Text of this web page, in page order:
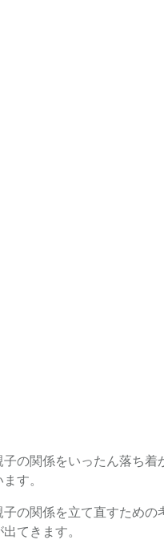
の関係をいったん落ち
す。
の関係を立て直すための
てきます。